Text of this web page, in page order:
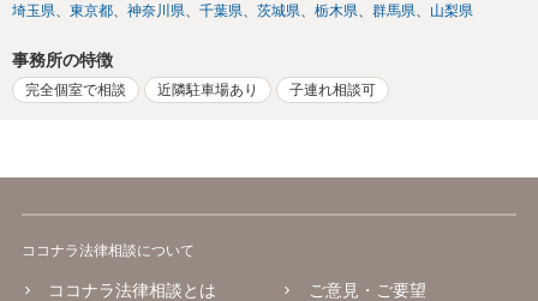
埼玉県 東京都 神奈川県 千葉県 茨城県 栃木県 群馬県 山梨県
事務所の特徴
完全個室で相談 近隣駐車場あり 子連れ相談可
ココナラ法律相談について
ココナラ法律相談とは ご意見・ご要望